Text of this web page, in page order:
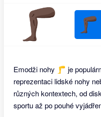
🦵🏿 🦵🏿
Emodži nohy 🦵 je
reprezentaci lidské nohy
různých kontextech, od
sportu až po pouhé